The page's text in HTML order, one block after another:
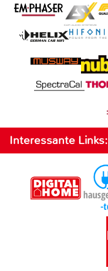
Interessante Links: